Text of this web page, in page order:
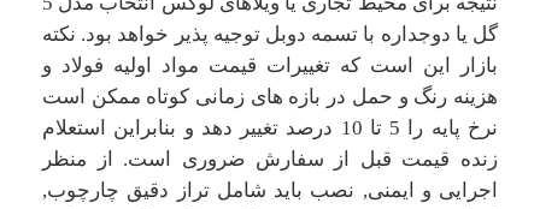
گل یا دوجداره با تسمه دوبل توجیه پذیر خواهد بود. نکته
بازار این است که تغییرات قیمت مواد اولیه فولاد و
هزینه رنگ و حمل در بازه های زمانی کوتاه ممکن است
نرخ پایه را 5 تا 10 درصد تغییر دهد و بنابراین استعلام
زنده قیمت قبل از سفارش ضروری است. از منظر
اجرایی و ایمنی, نصب باید شامل تراز دقیق چارچوب,